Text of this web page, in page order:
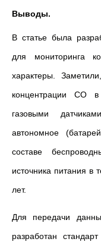
Выводы.
В статье была
для мониторинга
характеры.
концентрации СО в
газовыми
автономное
составе
источника питания в
лет.
Для передачи
разработан